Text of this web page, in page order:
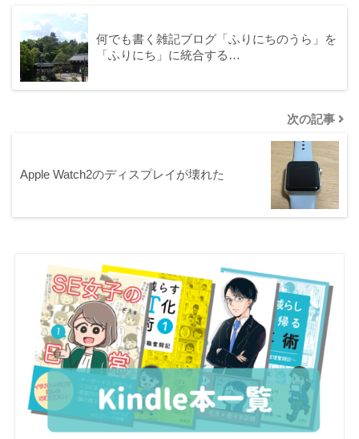
何でも書く雑記ブログ「ふりにちのうら」を
「ふりにち」に統合する…
次の記事
Apple Watch2のディスプレイが壊れた